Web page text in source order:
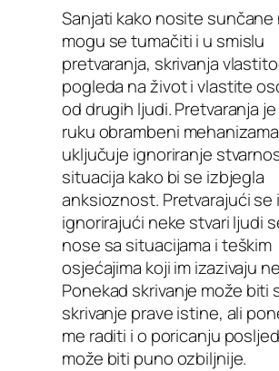
Sanjati kako nosite sunčane
mogu se tumačiti i u smislu
pretvaranja, skrivanja
pogleda na život i vlastite
od drugih ljudi. Pretvaranja
ruku obrambeni
uključuje ignoriranje
situacija kako bi se izbjegla
anksioznost. Pretvarajući se i
ignorirajući neke stvari ljudi
nose sa situacijama i teškim
osjećajima koji im izazivaju
Ponekad skrivanje može biti
skrivanje prave istine, ali
me raditi i o poricanju
može biti puno ozbiljnije.